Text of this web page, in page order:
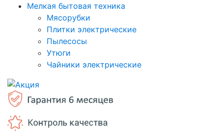
Мелкая бытовая техника
Мясорубки
Плитки электрические
Пылесосы
Утюги
Чайники электрические